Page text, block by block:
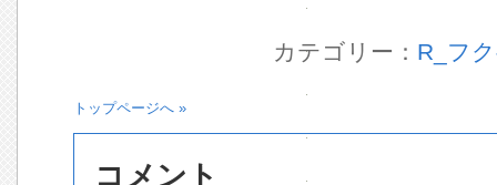
カテゴリー： R_フ
トップページへ »
コメント